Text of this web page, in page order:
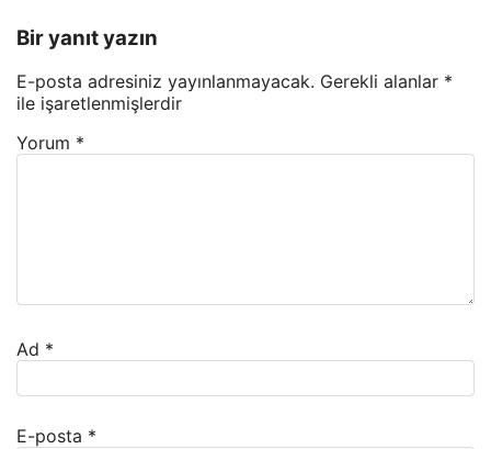
Bir yanıt yazın
E-posta adresiniz yayınlanmayacak. Gerekli alanlar *
ile işaretlenmişlerdir
Yorum *
Ad *
E-posta *